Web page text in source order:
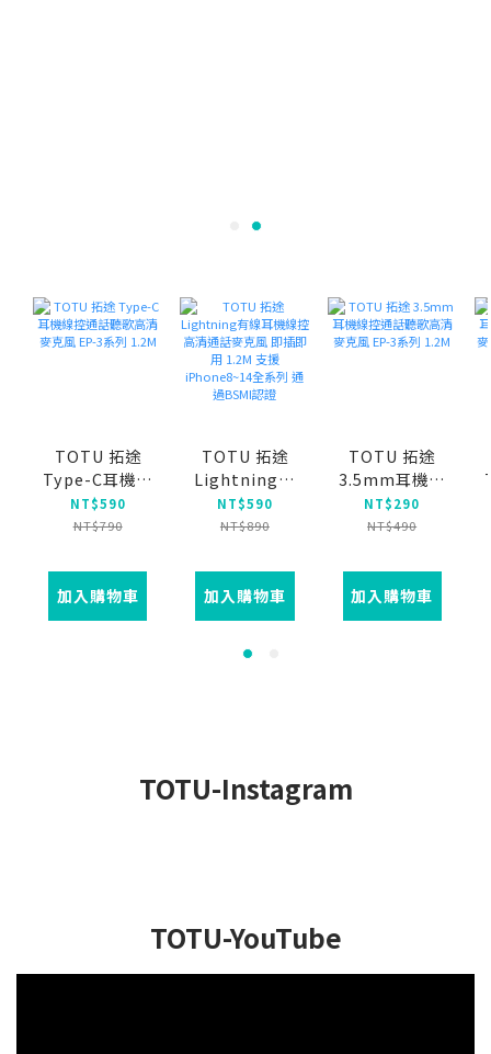
TOTU 拓途
Type-C耳機線
控通話聽歌高
清麥克風 EP-3
NT$590
NT$790
加入購物車
TOTU 拓途
Lightning有
線耳機線控高
清通話麥克風
支援
iPhone8~14
全系列 通過
NT$590
NT$890
加入購物車
TOTU 拓途
3.5mm耳機線
控通話聽歌高
清麥克風 EP-3
NT$290
NT$490
加入購物車
TOTU-Instagram
TOTU-YouTube